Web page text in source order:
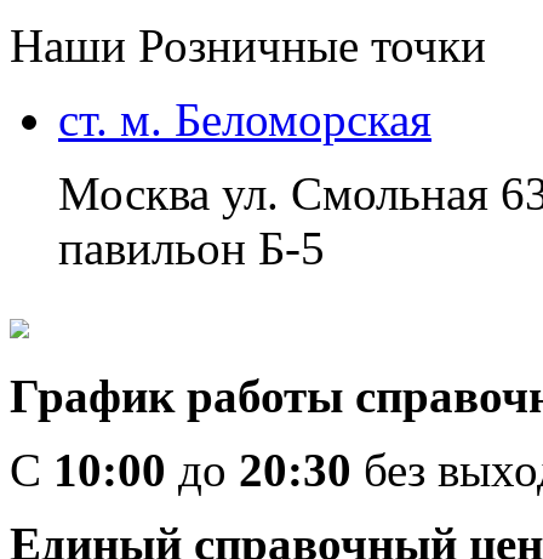
Наши Розничные точки
ст. м. Беломорская
Москва ул. Смольная
павильон Б-5
График работы
C 10:00 до 20:30 без
Единый справочный